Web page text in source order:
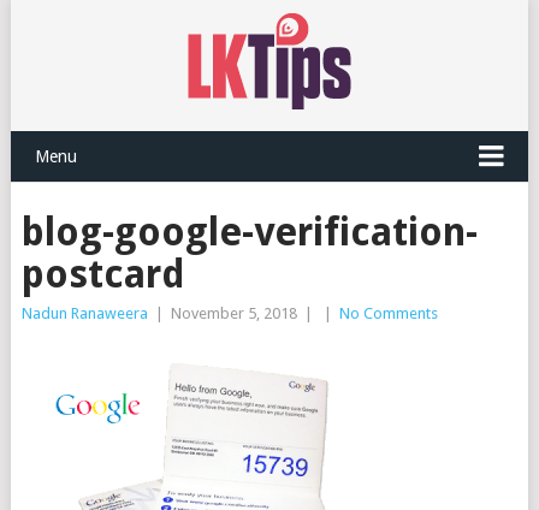
Menu
blog-google-verification-
postcard
Nadun Ranaweera November 5, 2018 No Comments